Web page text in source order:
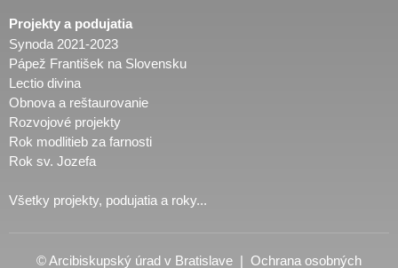
Projekty a podujatia
Synoda 2021-2023
Pápež František na Slovensku
Lectio divina
Obnova a reštaurovanie
Rozvojové projekty
Rok modlitieb za farnosti
Rok sv. Jozefa
Všetky projekty, podujatia a roky...
© Arcibiskupský úrad v Bratislave | Ochrana osobných